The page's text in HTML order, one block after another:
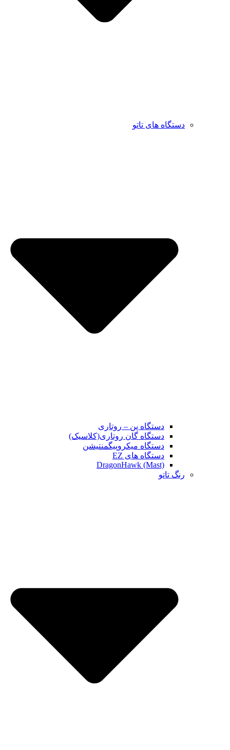
دستگاه های تاتو
دستگاه پن – روتاری
دستگاه گان روتاری(کلاسیک)
دستگاه میکروپیگمنتیشن
دستگاه های EZ
DragonHawk (Mast)
رنگ تاتو